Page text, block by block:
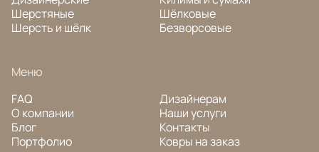
Шерстяные
Шерсть и шёлк
Шёлковые
Безворсовые
Меню
FAQ
О компании
Блог
Портфолио
Дизайнерам
Наши услуги
Контакты
Ковры на заказ